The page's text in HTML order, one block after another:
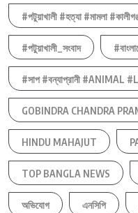
#পটুয়াখালী #হত্যা #মামলা
#পটুয়াখালী_সংবাদ
#সাপ #বন্যাপ্রানী #ANIMAL
GOBINDRA CHANDRA
HINDU MAHAJUT
TOP BANGLA NEWS
অভিযোগ এনসিপি